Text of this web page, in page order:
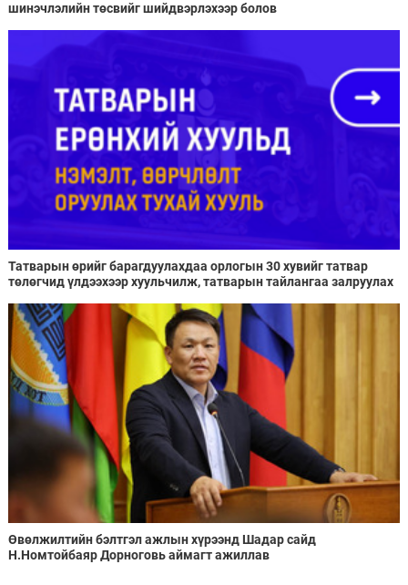
шинэчлэлийн төсвийг шийдвэрлэхээр болов
Татварын өрийг барагдуулахдаа орлогын 30 хувийг татвар
төлөгчид үлдээхээр хуульчилж, татварын тайлангаа залруулах
Өвөлжилтийн бэлтгэл ажлын хүрээнд Шадар сайд
Н.Номтойбаяр Дорноговь аймагт ажиллав